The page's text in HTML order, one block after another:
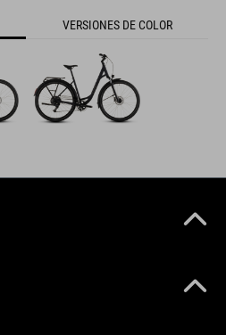
VERSIONES DE COLOR